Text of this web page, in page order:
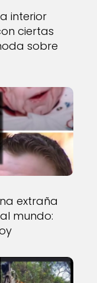
interior
ciertas
sobre
extraña
mundo: